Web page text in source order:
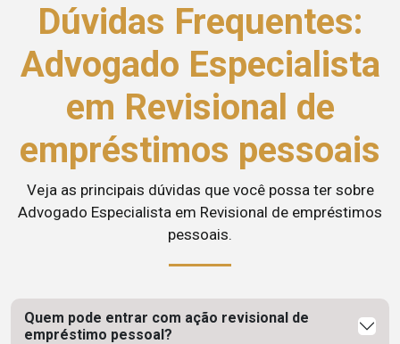
Dúvidas Frequentes:
Advogado Especialista
em Revisional de
empréstimos pessoais
Veja as principais dúvidas que você possa ter sobre
Advogado Especialista em Revisional de empréstimos
pessoais.
Quem pode entrar com ação revisional de
empréstimo pessoal?